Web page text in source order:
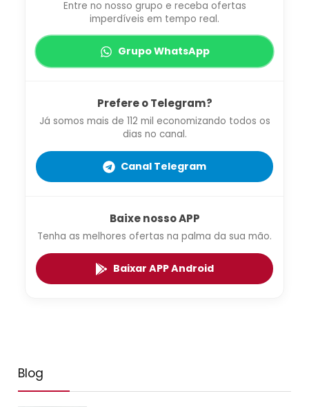
Entre no nosso grupo e receba ofertas
imperdíveis em tempo real.
Grupo WhatsApp
Prefere o Telegram?
Já somos mais de 112 mil economizando todos os
dias no canal.
Canal Telegram
Baixe nosso APP
Tenha as melhores ofertas na palma da sua mão.
Baixar APP Android
Blog